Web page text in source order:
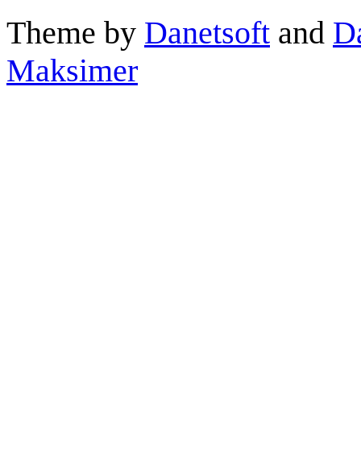
Theme by Danetsoft and
Maksimer